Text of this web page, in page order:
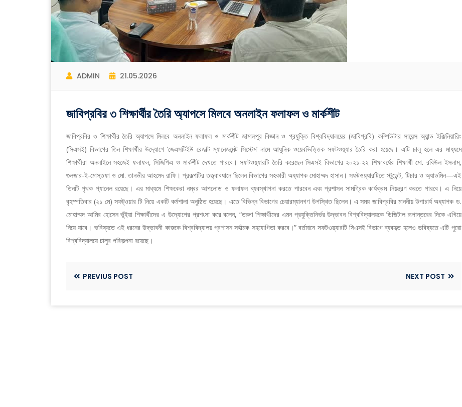
ADMIN 21.05.2026
জাবিপ্রবির ৩ শিক্ষার্থীর তৈরি অ্যাপসে মিলবে অনলাইন ফলাফল ও মার্কশীট
জাবিপ্রবির ৩ শিক্ষার্থীর তৈরি অ্যাপসে মিলবে অনলাইন ফলাফল ও মার্কশীট জামালপুর বিজ্ঞান ও প্রযুক্তি বিশ্ববিদ্যালয়ের (জাবিপ্রবি) কম্পিউটার সায়েন্স অ্যান্ড ইঞ্জিনিয়ারিং
(সিএসই) বিভাগের তিন শিক্ষার্থীর উদ্যোগে ‘জেএসটিইউ রেজাল্ট ম্যানেজমেন্ট সিস্টেম’ নামে আধুনিক ওয়েবভিত্তিক সফটওয়্যার তৈরি করা হয়েছে। এটি চালু হলে এর মাধ্যমে
শিক্ষার্থীরা অনলাইনে সহজেই ফলাফল, সিজিপিএ ও মার্কশীট দেখতে পারবে। সফটওয়্যারটি তৈরি করেছেন সিএসই বিভাগের ২০২১-২২ শিক্ষাবর্ষের শিক্ষার্থী মো. রবিউল ইসলাম,
গুলজার-ই-মোস্তফা ও মো. তানভীর আহমেদ রাফি। প্রকল্পটির তত্ত্বাবধানে ছিলেন বিভাগের সহকারী অধ্যাপক মোহাম্মদ হাসান। সফটওয়্যারটিতে স্টুডেন্ট, টিচার ও অ্যাডমিন—এই
তিনটি পৃথক প্যানেল রয়েছে। এর মাধ্যমে শিক্ষকেরা নম্বর আপলোড ও ফলাফল ব্যবস্থাপনা করতে পারবেন এবং প্রশাসন সামগ্রিক কার্যক্রম নিয়ন্ত্রণ করতে পারবে। এ নিয়ে
বৃহস্পতিবার (২১ মে) সফট্ওয়ার টি নিয়ে একটি কর্মশালা অনুষ্ঠিত হয়েছে। এতে বিভিন্ন বিভাগের চেয়ারম্যানগণ উপস্থিত ছিলেন। এ সময় জাবিপ্রবির মাননীয় উপাচার্য অধ্যাপক ড.
মোহাম্মদ আমির হোসেন ভূঁইয়া শিক্ষার্থীদের এ উদ্যোগের প্রশংসা করে বলেন, “তরুণ শিক্ষার্থীদের এমন প্রযুক্তিনির্ভর উদ্ভাবন বিশ্ববিদ্যালয়কে ডিজিটাল রূপান্তরের দিকে এগিয়ে
নিয়ে যাবে। ভবিষ্যতে এই ধরনের উদ্ভাবনী কাজকে বিশ্ববিদ্যালয় প্রশাসন সর্বাত্মক সহযোগিতা করবে।” বর্তমানে সফটওয়্যারটি সিএসই বিভাগে ব্যবহৃত হলেও ভবিষ্যতে এটি পুরো
বিশ্ববিদ্যালয়ে চালুর পরিকল্পনা রয়েছে।
PREVIUS POST NEXT POST